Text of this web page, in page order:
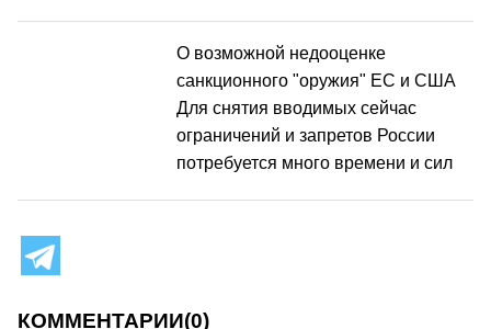
О возможной недооценке
санкционного "оружия" ЕС и США
Для снятия вводимых сейчас
ограничений и запретов России
потребуется много времени и сил
КОММЕНТАРИИ(0)